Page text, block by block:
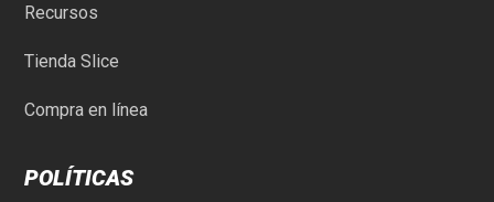
Recursos
Tienda Slice
Compra en línea
POLÍTICAS